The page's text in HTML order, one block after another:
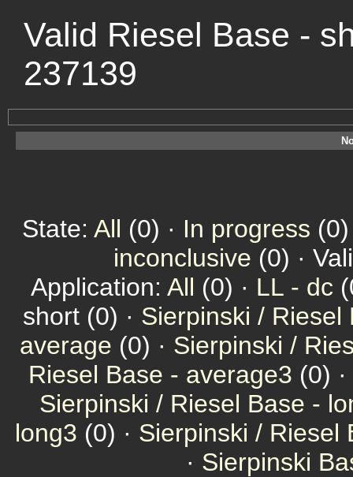
Valid Riesel Base -
237139
State: All (0) · In progress
inconclusive (0) ·
Application: All (0) · LL - dc
short (0) · Sierpinski / Riesel
average (0) · Sierpinski /
Riesel Base - average3 (0) ·
Sierpinski / Riesel Base -
long3 (0) · Sierpinski / Riesel
· Sierpinski